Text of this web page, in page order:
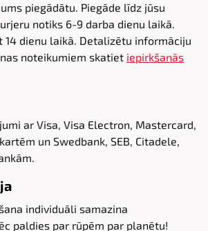
piegādātu. Piegāde līdz jūsu
notiks 6-9 darba dienu laikā.
14 dienu laikā. Detalizētu informāciju
noteikumiem skatiet iepirkšanās
ar Visa, Visa Electron, Mastercard,
un Swedbank, SEB, Citadele,
individuāli samazina
paldies par rūpēm par planētu!